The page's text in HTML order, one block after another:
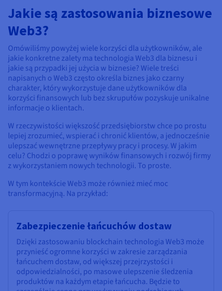
Jakie są zastosowania biznesowe
Web3?
Omówiliśmy powyżej wiele korzyści dla użytkowników, ale
jakie konkretne zalety ma technologia Web3 dla biznesu i
jakie są przypadki jej użycia w biznesie? Wiele treści
napisanych o Web3 często określa biznes jako czarny
charakter, który wykorzystuje dane użytkowników dla
korzyści finansowych lub bez skrupułów pozyskuje unikalne
informacje o klientach.
W rzeczywistości większość przedsiębiorstw chce po prostu
lepiej zrozumieć, wspierać i chronić klientów, a jednocześnie
ulepszać wewnętrzne przepływy pracy i procesy. W jakim
celu? Chodzi o poprawę wyników finansowych i rozwój firmy
z wykorzystaniem nowych technologii. To proste.
W tym kontekście Web3 może również mieć moc
transformacyjną. Na przykład:
Zabezpieczenie łańcuchów dostaw
Dzięki zastosowaniu blockchain technologia Web3 może
przynieść ogromne korzyści w zakresie zarządzania
łańcuchem dostaw, od większej przejrzystości i
odpowiedzialności, po masowe ulepszenie śledzenia
produktów na każdym etapie łańcucha. Będzie to